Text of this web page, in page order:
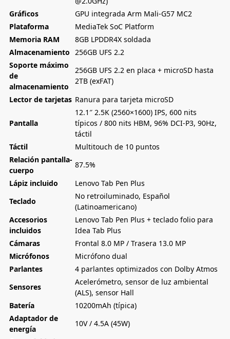
Gráficos
GPU integrada Arm Mali-G57 MC2
Plataforma
MediaTek SoC Platform
Memoria RAM
8GB LPDDR4X soldada
Almacenamiento
256GB UFS 2.2
Soporte máximo
de
almacenamiento
256GB UFS 2.2 en placa + microSD hasta
2TB (exFAT)
Lector de tarjetas Ranura para tarjeta microSD
Pantalla
12.1″ 2.5K (2560×1600) IPS, 600 nits
típicos / 800 nits HBM, 96% DCI-P3, 90Hz,
táctil
Táctil
Multitouch de 10 puntos
Relación pantalla-
cuerpo
87.5%
Lápiz incluido
Lenovo Tab Pen Plus
Teclado
No retroiluminado, Español
(Latinoamericano)
Accesorios
incluidos
Lenovo Tab Pen Plus + teclado folio para
Idea Tab Plus
Cámaras
Frontal 8.0 MP / Trasera 13.0 MP
Micrófonos
Micrófono dual
Parlantes
4 parlantes optimizados con Dolby Atmos
Sensores
Acelerómetro, sensor de luz ambiental
(ALS), sensor Hall
Batería
10200mAh (típica)
Adaptador de
energía
10V / 4.5A (45W)